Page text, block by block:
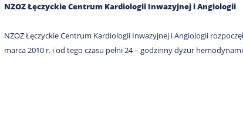
NZOZ Łęczyckie Centrum Kardiologii Inwazyjnej i Angiologii
NZOZ Łęczyckie Centrum Kardiologii Inwazyjnej i Angiologii
marca 2010 r. i od tego czasu pełni 24 – godzinny dyżur